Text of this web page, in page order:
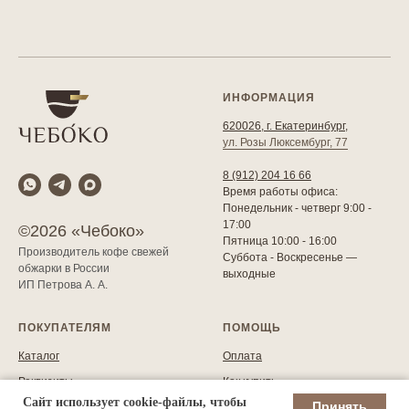
Сайт использует cookie-файлы, чтобы
©2026 «Чебоко»
Производитель кофе свежей
обжарки в России
ИП Петрова А. А.
ИНФОРМАЦИЯ
620026, г. Екатеринбург,
ул. Розы Люксембург, 77
8 (912) 204 16 66
Время работы офиса:
Понедельник - четверг 9:00 -
17:00
Пятница 10:00 - 16:00
Суббота - Воскресенье —
выходные
ПОКУПАТЕЛЯМ
Каталог
Реквизиты
ПОМОЩЬ
Оплата
Как купить